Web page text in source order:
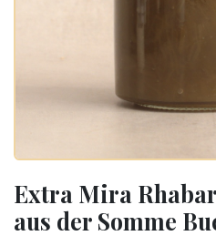
Extra Mira
aus der Somme